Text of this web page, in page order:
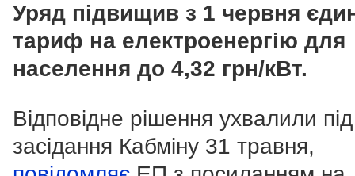
Уряд підвищив з 1 червня
тариф на електроенергію для
населення до 4,32 грн/кВт.
Відповідне рішення ухвалили
засідання Кабміну 31 травня,